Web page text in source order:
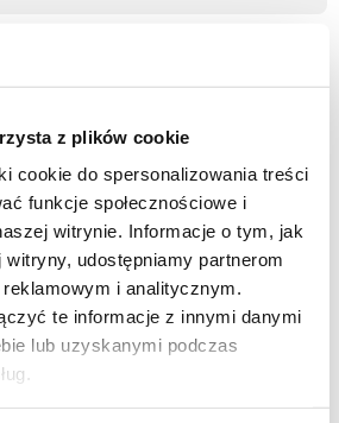
z plików cookie
cookie do spersonalizowania treści
funkcje społecznościowe i
witrynie. Informacje o tym, jak
udostępniamy partnerom
i analitycznym.
te informacje z innymi danymi
lub uzyskanymi podczas
i czy istnieje darmowa
międzynarodową wysyłkę?
się z działem obsługi klienta
problemów?